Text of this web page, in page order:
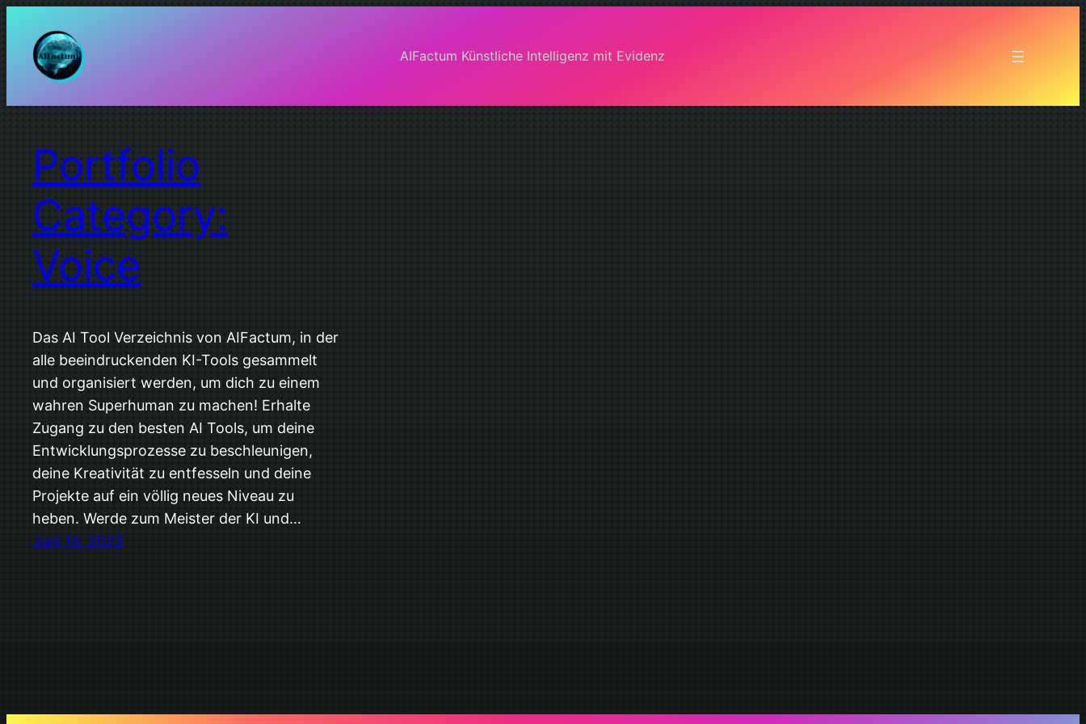
Inhalt
springen
AIFactum Künstliche Intelligenz mit Evidenz
Portfolio
Category:
Voice
Das AI Tool Verzeichnis von AIFactum, in der
alle beeindruckenden KI-Tools gesammelt
und organisiert werden, um dich zu einem
wahren Superhuman zu machen! Erhalte
Zugang zu den besten AI Tools, um deine
Entwicklungsprozesse zu beschleunigen,
deine Kreativität zu entfesseln und deine
Projekte auf ein völlig neues Niveau zu
heben. Werde zum Meister der KI und…
Juni 16, 2023